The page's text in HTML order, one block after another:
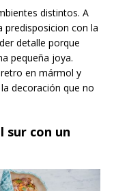
distintos. A
predisposicion con la
detalle porque
pequeña joya.
en mármol y
decoración que no
sur con un